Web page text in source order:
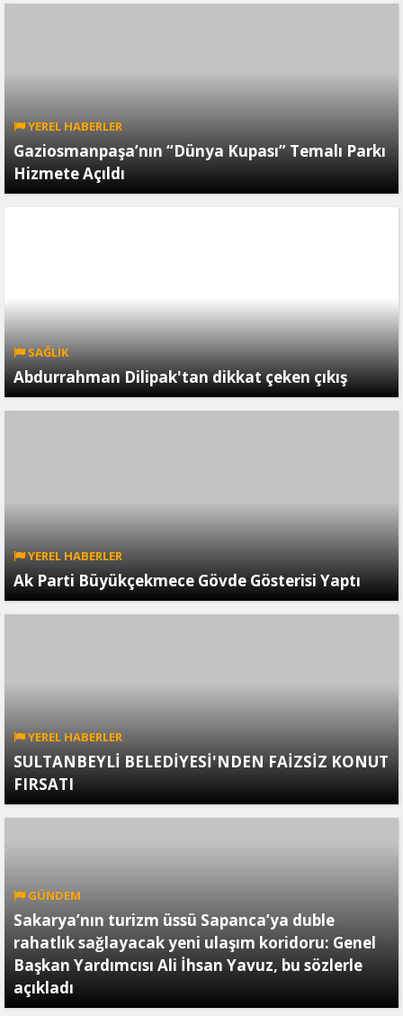
YEREL HABERLER
Gaziosmanpaşa’nın “Dünya Kupası” Temalı Parkı
Hizmete Açıldı
SAĞLIK
Abdurrahman Dilipak'tan dikkat çeken çıkış
YEREL HABERLER
Ak Parti Büyükçekmece Gövde Gösterisi Yaptı
YEREL HABERLER
SULTANBEYLİ BELEDİYESİ'NDEN FAİZSİZ KONUT
FIRSATI
GÜNDEM
Sakarya’nın turizm üssü Sapanca’ya duble
rahatlık sağlayacak yeni ulaşım koridoru: Genel
Başkan Yardımcısı Ali İhsan Yavuz, bu sözlerle
açıkladı